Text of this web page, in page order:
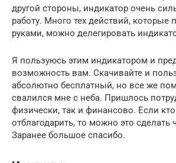
другой стороны, индикатор очень
работу. Много тех действий, которые
руками, можно делегировать
Я пользуюсь этим индикатором и
возможность вам. Скачивайте и
абсолютно бесплатный, но все же
свалился мне с неба. Пришлось
физически, так и финансово. Если
отблагодарить, то можно это
Заранее большое спасибо.